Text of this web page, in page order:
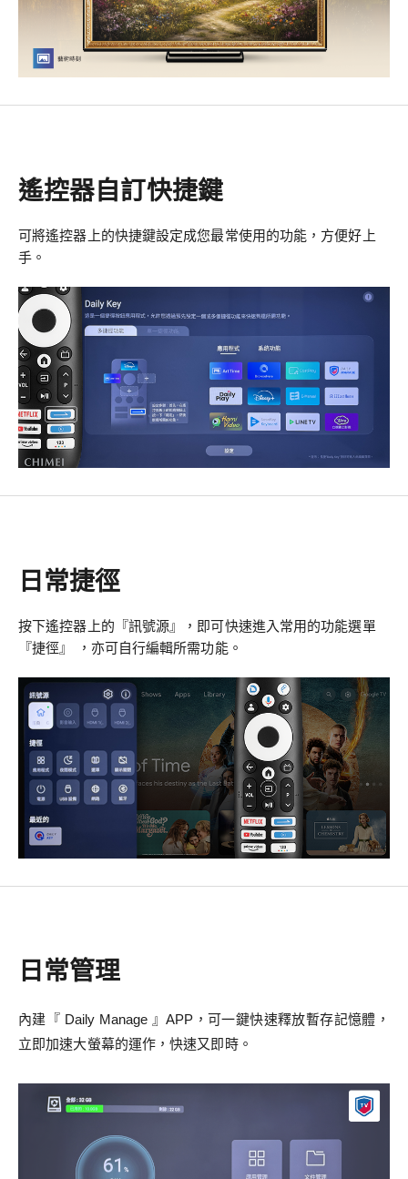
遙控器自訂快捷鍵
可將遙控器上的快捷鍵設定成您最常使用的功能，方便好上
手。
日常捷徑
按下遙控器上的『訊號源』，即可快速進入常用的功能選單
『捷徑』 ，亦可自行編輯所需功能。
日常管理
內建『 Daily Manage 』APP，可一鍵快速釋放暫存記憶體，
立即加速大螢幕的運作，快速又即時。